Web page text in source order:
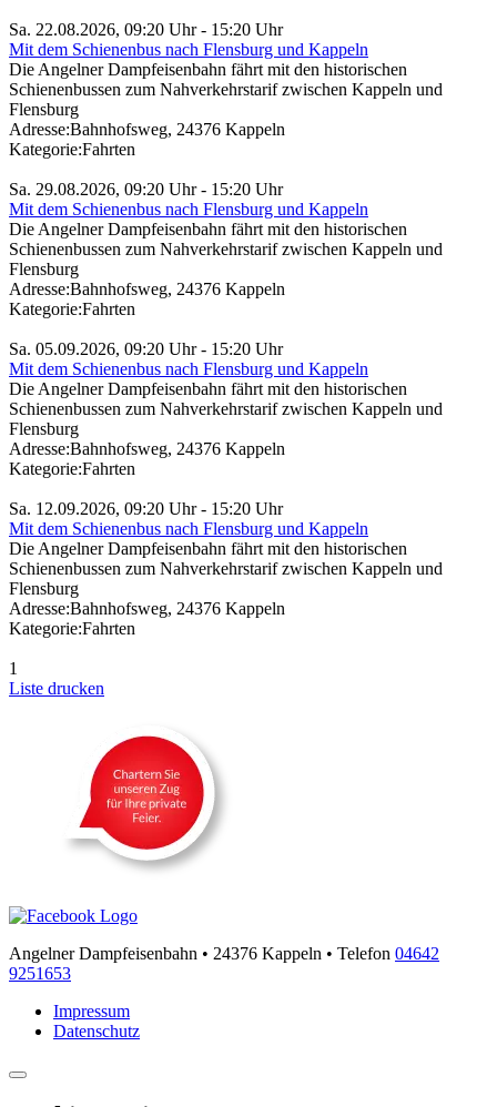
Sa. 22.08.2026, 09:20 Uhr - 15:20 Uhr
Mit dem Schienenbus nach Flensburg und Kappeln
Die Angelner Dampfeisenbahn fährt mit den historischen
Schienenbussen zum Nahverkehrstarif zwischen Kappeln und
Flensburg
Adresse:Bahnhofsweg, 24376 Kappeln
Kategorie:Fahrten
Sa. 29.08.2026, 09:20 Uhr - 15:20 Uhr
Mit dem Schienenbus nach Flensburg und Kappeln
Die Angelner Dampfeisenbahn fährt mit den historischen
Schienenbussen zum Nahverkehrstarif zwischen Kappeln und
Flensburg
Adresse:Bahnhofsweg, 24376 Kappeln
Kategorie:Fahrten
Sa. 05.09.2026, 09:20 Uhr - 15:20 Uhr
Mit dem Schienenbus nach Flensburg und Kappeln
Die Angelner Dampfeisenbahn fährt mit den historischen
Schienenbussen zum Nahverkehrstarif zwischen Kappeln und
Flensburg
Adresse:Bahnhofsweg, 24376 Kappeln
Kategorie:Fahrten
Sa. 12.09.2026, 09:20 Uhr - 15:20 Uhr
Mit dem Schienenbus nach Flensburg und Kappeln
Die Angelner Dampfeisenbahn fährt mit den historischen
Schienenbussen zum Nahverkehrstarif zwischen Kappeln und
Flensburg
Adresse:Bahnhofsweg, 24376 Kappeln
Kategorie:Fahrten
1
Liste drucken
Angelner Dampfeisenbahn • 24376 Kappeln • Telefon 04642
9251653
Impressum
Datenschutz